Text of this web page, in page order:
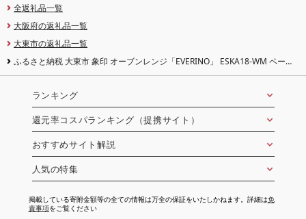
全返礼品一覧
大阪府の返礼品一覧
大東市の返礼品一覧
ふるさと納税 大東市 象印 オーブンレンジ「EVERINO」 ESKA18-WM ペール
ランキング
還元率コスパランキング（提携サイト）
おすすめサイト解説
人気の特集
掲載している寄附金額等の全ての情報は万全の保証をいたしかねます。詳細は免
責事項をご覧ください